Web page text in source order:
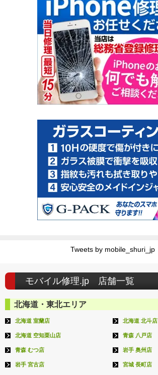
Tweets by mobile_shuri_jp
モバイル修理.jp 店舗一覧
北海道・東北エリア
北海道 室蘭店 北海道 北斗店
北海道 空知栗山店 青森 八戸店
青森 むつ店 岩手 奥州店
岩手 宮古店 宮城 長町店